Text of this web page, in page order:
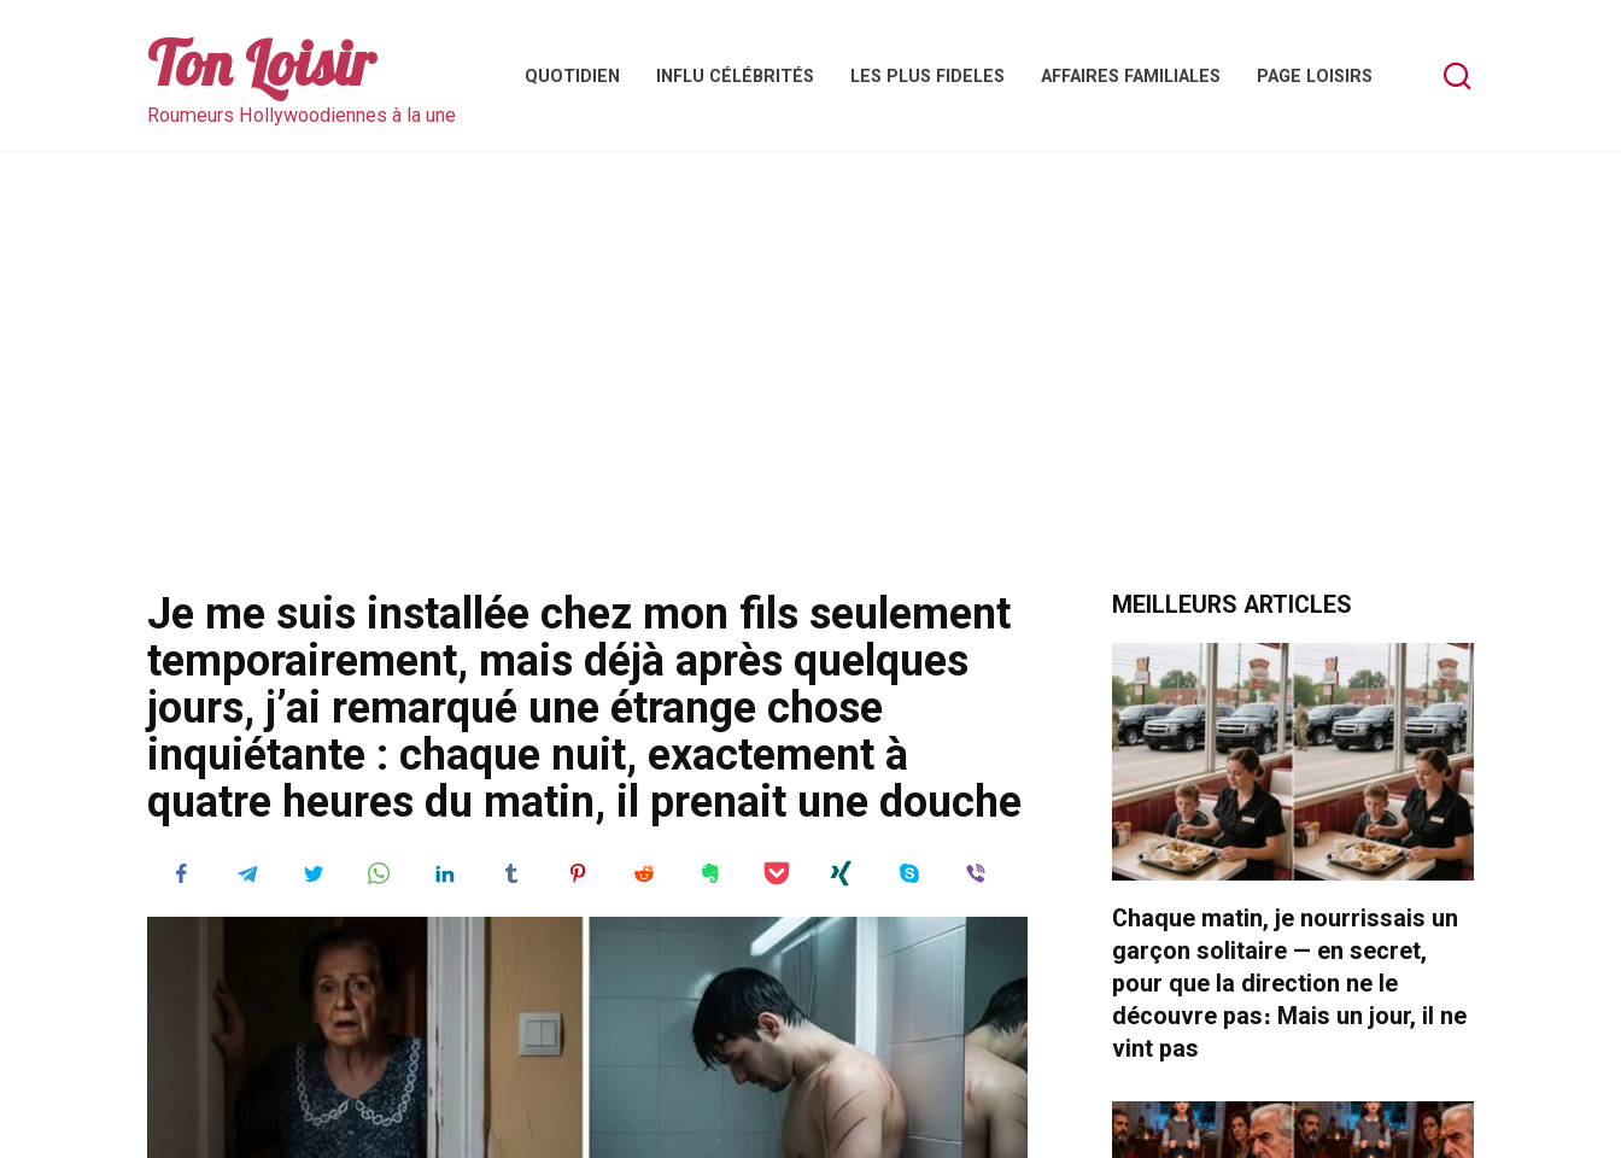
Ton Loisir
Roumeurs Hollywoodiennes à la une
QUOTIDIEN INFLU CÉLÉBRITÉS LES PLUS FIDELES AFFAIRES FAMILIALES PAGE LOISIRS
Je me suis installée chez mon fils seulement
temporairement, mais déjà après quelques
jours, j’ai remarqué une étrange chose
inquiétante : chaque nuit, exactement à
quatre heures du matin, il prenait une douche
MEILLEURS ARTICLES
Chaque matin, je nourrissais un
garçon solitaire — en secret,
pour que la direction ne le
découvre pas։ Mais un jour, il ne
vint pas